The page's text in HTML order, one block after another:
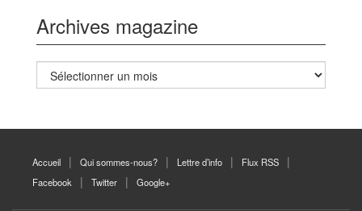
Archives magazine
Archives
magazine
Accueil Qui sommes-nous? Lettre d’info
Flux RSS
Facebook
Twitter Google+